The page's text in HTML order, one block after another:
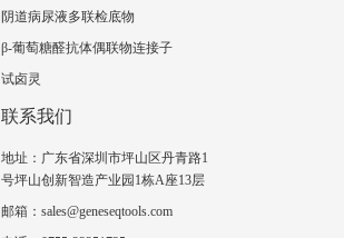
阴道病尿液多联检底物
β-葡萄糖醛抗体偶联物连接子
试卤灵
联系我们
地址：广东省深圳市坪山区丹青路1
号坪山创新智造产业园1栋A座13层
邮箱：sales@geneseqtools.com